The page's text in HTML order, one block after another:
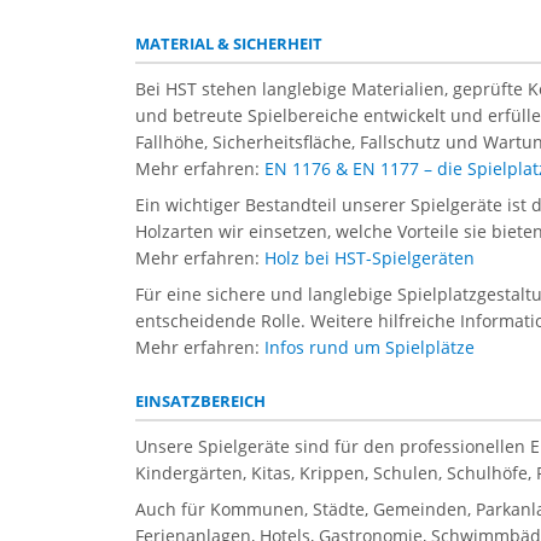
MATERIAL & SICHERHEIT
Bei HST stehen langlebige Materialien,
und betreute Spielbereiche entwickelt und
Fallhöhe, Sicherheitsfläche, Fallschutz und
Mehr erfahren: EN 1176 & EN 1177 – die
Ein wichtiger Bestandteil unserer Spielgeräte ist
Holzarten wir einsetzen, welche Vorteile sie
Mehr erfahren: Holz bei HST-Spielgeräten
Für eine sichere und langlebige
entscheidende Rolle. Weitere hilfreiche
Mehr erfahren: Infos rund um Spielplätze
EINSATZBEREICH
Unsere Spielgeräte sind für den professionellen
Kindergärten, Kitas, Krippen, Schulen,
Auch für Kommunen, Städte, Gemeinden,
Ferienanlagen, Hotels, Gastronomie,